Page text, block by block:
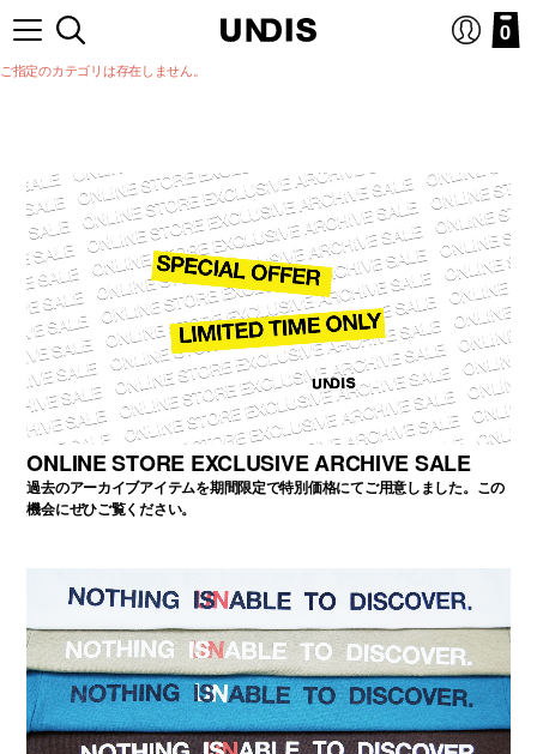
0
ご指定のカテゴリは存在しません。
ONLINE STORE EXCLUSIVE ARCHIVE SALE
過去のアーカイブアイテムを期間限定で特別価格にてご用意しました。この
機会にぜひご覧ください。